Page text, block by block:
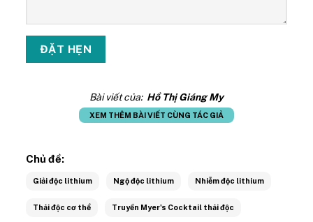
Bài viết của: Hồ Thị Giáng My
XEM THÊM BÀI VIẾT CÙNG TÁC GIẢ
Chủ đề:
Giải độc lithium Ngộ độc lithium Nhiễm độc lithium
Thải độc cơ thể Truyền Myer's Cocktail thải độc